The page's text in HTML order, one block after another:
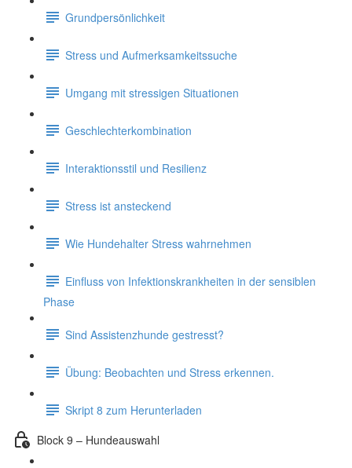
Grundpersönlichkeit
Stress und Aufmerksamkeitssuche
Umgang mit stressigen Situationen
Geschlechterkombination
Interaktionsstil und Resilienz
Stress ist ansteckend
Wie Hundehalter Stress wahrnehmen
Einfluss von Infektionskrankheiten in der sensiblen
Phase
Sind Assistenzhunde gestresst?
Übung: Beobachten und Stress erkennen.
Skript 8 zum Herunterladen
Block 9 – Hundeauswahl